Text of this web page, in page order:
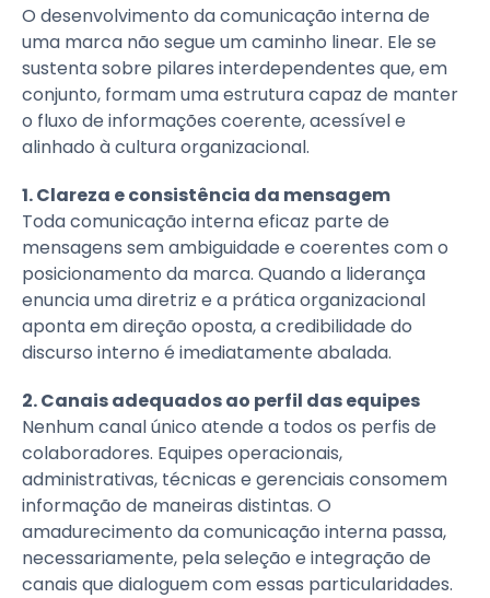
O desenvolvimento da comunicação interna de
uma marca não segue um caminho linear. Ele se
sustenta sobre pilares interdependentes que, em
conjunto, formam uma estrutura capaz de manter
o fluxo de informações coerente, acessível e
alinhado à cultura organizacional.
1. Clareza e consistência da mensagem
Toda comunicação interna eficaz parte de
mensagens sem ambiguidade e coerentes com o
posicionamento da marca. Quando a liderança
enuncia uma diretriz e a prática organizacional
aponta em direção oposta, a credibilidade do
discurso interno é imediatamente abalada.
2. Canais adequados ao perfil das equipes
Nenhum canal único atende a todos os perfis de
colaboradores. Equipes operacionais,
administrativas, técnicas e gerenciais consomem
informação de maneiras distintas. O
amadurecimento da comunicação interna passa,
necessariamente, pela seleção e integração de
canais que dialoguem com essas particularidades.